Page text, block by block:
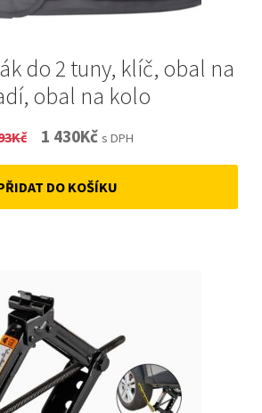
do 2 tuny, klíč, obal na
obal na kolo
Kč
Original
price
was:
1 430KčCurrent
price
is:
s DPH
DO KOŠÍKU